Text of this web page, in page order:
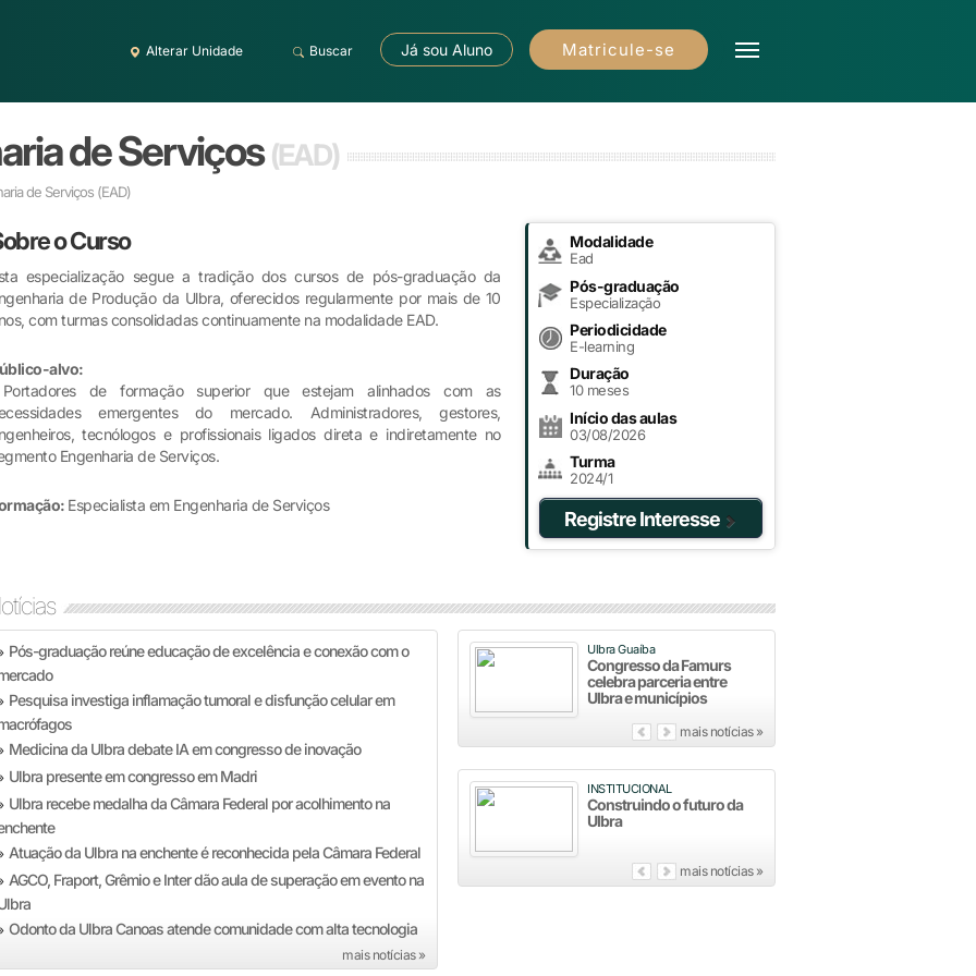
Alterar Unidade Buscar Já sou Aluno Matricule-se
de Serviços(EAD)
de Serviços (EAD)
o Curso
especialização segue a tradição dos cursos de pós-graduação da
de Produção da Ulbra, oferecidos regularmente por mais de 10
com turmas consolidadas continuamente na modalidade EAD.
alvo:
de formação superior que estejam alinhados com as
emergentes do mercado. Administradores, gestores,
tecnólogos e profissionais ligados direta e indiretamente no
Engenharia de Serviços.
Especialista em Engenharia de Serviços
Modalidade
Ead
Pós-graduação
Especialização
Periodicidade
E-learning
Duração
10 meses
Início das aulas
03/08/2026
Turma
2024/1
Registre Interesse
Pós-graduação reúne educação de excelência e conexão com o
Pesquisa investiga inflamação tumoral e disfunção celular em
Medicina da Ulbra debate IA em congresso de inovação
Ulbra presente em congresso em Madri
Ulbra recebe medalha da Câmara Federal por acolhimento na
Atuação da Ulbra na enchente é reconhecida pela Câmara Federal
AGCO, Fraport, Grêmio e Inter dão aula de superação em evento na
Odonto da Ulbra Canoas atende comunidade com alta tecnologia
mais notícias »
Ulbra Guaíba
Congresso da Famurs
celebra parceria entre
Ulbra e municípios
mais notícias »
INSTITUCIONAL
Construindo o futuro da
Ulbra
mais notícias »